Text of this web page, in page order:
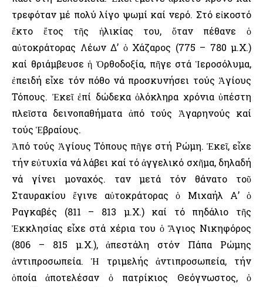
τρεφόταν μέ πολύ λίγο ψωμί καί νερό. Στό εἰκοστό
ἕκτο ἔτος τῆς ἡλικίας του, ὅταν πέθανε ὁ
αὐτοκράτορας Λέων Δ’ ὁ Χάζαρος (775 – 780 μ.Χ.)
καί θριάμβευσε ἡ Ὀρθοδοξία, πῆγε στά Ἱεροσόλυμα,
ἐπειδή εἶχε τόν πόθο νά προσκυνήσει τούς Ἁγίους
Τόπους. Ἐκεῖ ἐπί δώδεκα ὁλόκληρα χρόνια ὑπέστη
πλεῖστα δεινοπαθήματα ἀπό τούς Ἀγαρηνούς καί
τούς Ἑβραίους.
Ἀπό τούς Ἁγίους Τόπους πῆγε στή Ρώμη. Ἐκεῖ, εἶχε
τήν εὐτυχία νά λάβει καί τό ἀγγελικό σχῆμα, δηλαδή
νά γίνει μοναχός. Ὅταν μετά τόν θάνατο τοῦ
Σταυρακίου ἔγινε αὐτοκράτορας ὁ Μιχαήλ Α’ ὁ
Ραγκαβές (811 – 813 μ.Χ.) καί τό πηδάλιο τῆς
Ἐκκλησίας εἶχε στά χέρια του ὁ Ἅγιος Νικηφόρος
(806 – 815 μ.Χ.), ἀπεστάλη στόν Πάπα Ρώμης
ἀντιπροσωπεία. Ἡ τριμελής ἀντιπροσωπεία, τήν
ὁποία ἀποτελέσαν ὁ πατρίκιος Θεόγνωστος, ὁ